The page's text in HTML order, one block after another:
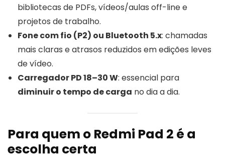
bibliotecas de PDFs, vídeos/aulas off-line e
projetos de trabalho.
Fone com fio (P2) ou Bluetooth 5.x: chamadas
mais claras e atrasos reduzidos em edições leves
de vídeo.
Carregador PD 18–30 W: essencial para
diminuir o tempo de carga no dia a dia.
Para quem o Redmi Pad 2 é a
escolha certa